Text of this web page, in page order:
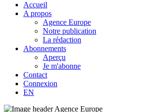
Accueil
A propos
Agence Europe
Notre publication
La rédaction
Abonnements
Aperçu
Je m'abonne
Contact
Connexion
EN